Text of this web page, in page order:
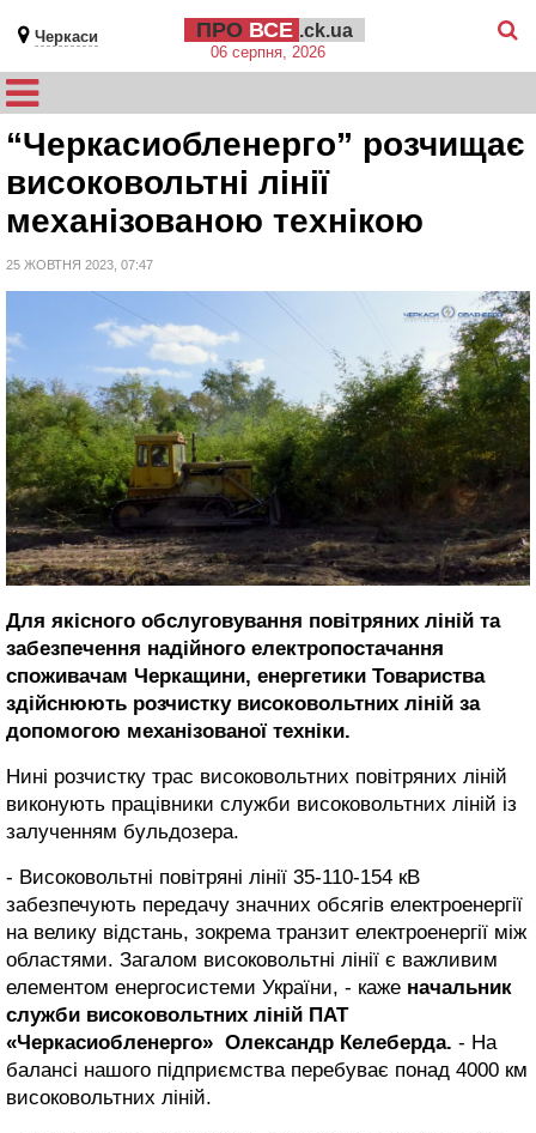
Черкаси ПРО ВСЕ .ck.ua
06 серпня, 2026
“Черкасиобленерго” розчищає
високовольтні лінії
механізованою технікою
25 ЖОВТНЯ 2023, 07:47
Для якісного обслуговування повітряних ліній та
забезпечення надійного електропостачання
споживачам Черкащини, енергетики Товариства
здійснюють розчистку високовольтних ліній за
допомогою механізованої техніки.
Нині розчистку трас високовольтних повітряних ліній
виконують працівники служби високовольтних ліній із
залученням бульдозера.
- Високовольтні повітряні лінії 35-110-154 кВ
забезпечують передачу значних обсягів електроенергії
на велику відстань, зокрема транзит електроенергії між
областями. Загалом високовольтні лінії є важливим
елементом енергосистеми України, - каже начальник
служби високовольтних ліній ПАТ
«Черкасиобленерго» Олександр Келеберда. - На
балансі нашого підприємства перебуває понад 4000 км
високовольтних ліній.